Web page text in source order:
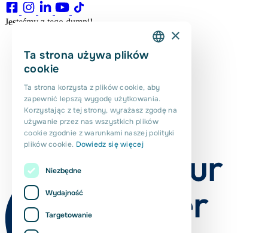
Jesteśmy z tego dumni!
DUTCH
PORTUGUESE
POLISH
ROMANIAN
×
Ta strona używa plików
cookie
Ta strona korzysta z plików cookie, aby
zapewnić lepszą wygodę użytkowania.
Korzystając z tej strony, wyrażasz zgodę na
używanie przez nas wszystkich plików
cookie zgodnie z warunkami naszej polityki
plików cookie. Dowiedz się więcej
Niezbędne
Wydajność
Targetowanie